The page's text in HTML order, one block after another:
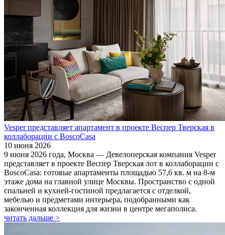
Vesper представляет апартамент в проекте Веспер Тверская в
коллаборации с BoscoCasa
10 июня 2026
9 июня 2026 года, Москва — Девелоперская компания Vesper
представляет в проекте Веспер Тверская лот в коллаборации с
BoscoCasa: готовые апартаменты площадью 57,6 кв. м на 8-м
этаже дома на главной улице Москвы. Пространство с одной
спальней и кухней-гостиной предлагается с отделкой,
мебелью и предметами интерьера, подобранными как
законченная коллекция для жизни в центре мегаполиса.
читать дальше >